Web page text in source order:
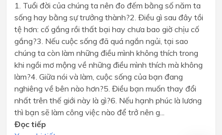
1. Tuổi đời của chúng ta nên đo đếm bằng số năm ta
sống hay bằng sự trưởng thành?2. Điều gì sau đây tồi
tệ hơn: cố gắng rồi thất bại hay chưa bao giờ chịu cố
gắng?3. Nếu cuộc sống đã quá ngắn ngủi, tại sao
chúng ta còn làm những điều mình không thích trong
khi ngồi mơ mộng về những điều mình thích mà không
làm?4. Giữa nói và làm, cuộc sống của bạn đang
nghiêng về bên nào hơn?5. Điều bạn muốn thay đổi
nhất trên thế giới này là gì?6. Nếu hạnh phúc là lương
thì bạn sẽ làm công việc nào để trở nên g...
Đọc tiếp